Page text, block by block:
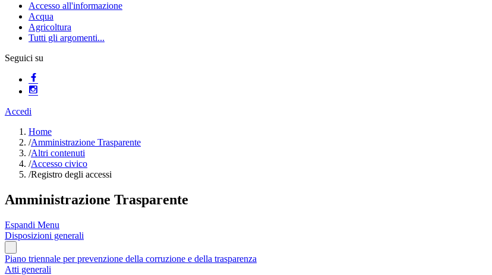
Accesso all'informazione
Acqua
Agricoltura
Tutti gli argomenti...
Seguici su
Accedi
Home
/Amministrazione Trasparente
/Altri contenuti
/Accesso civico
/Registro degli accessi
Amministrazione Trasparente
Espandi Menu
Disposizioni generali
Piano triennale per prevenzione della corruzione e della trasparenza
Atti generali